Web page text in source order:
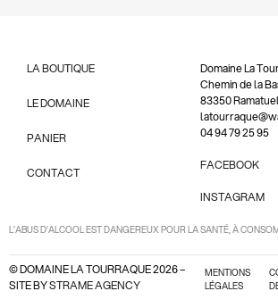
LA BOUTIQUE
LE DOMAINE
PANIER
CONTACT
Domaine La
Chemin de la
83350
04 94 79 25 95
FACEBOOK
INSTAGRAM
L’ABUS D’ALCOOL EST DANGEREUX POUR LA SANTÉ, À
© DOMAINE LA TOURRAQUE 2026 –
SITE BYSTRAME AGENCY
MENTIONS
LÉGALES